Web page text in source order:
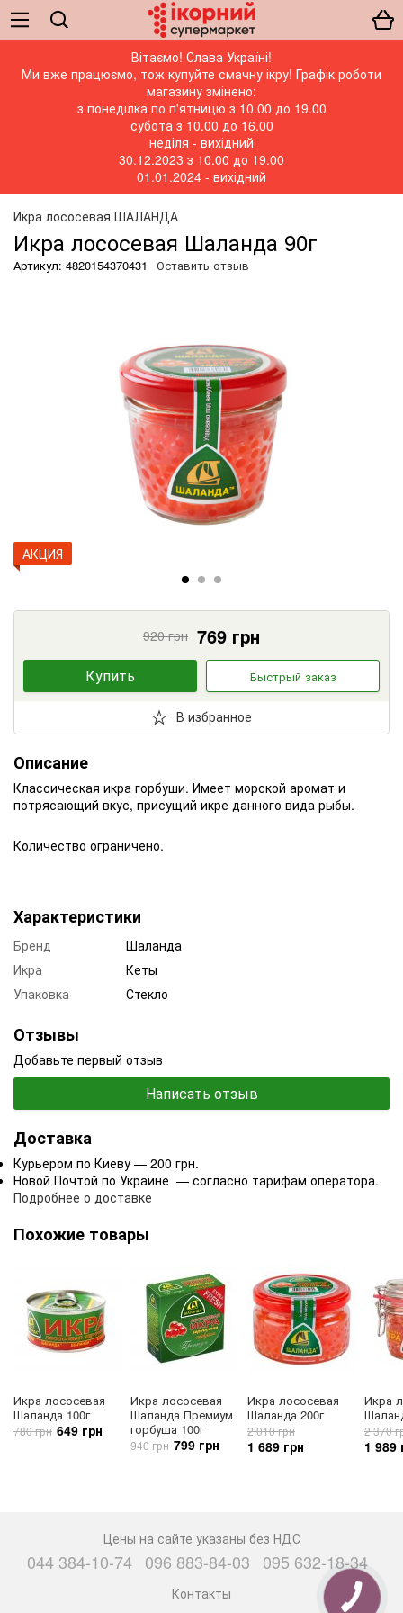
Вітаємо! Слава Україні!
Ми вже працюємо, тож купуйте смачну ікру! Графік роботи
магазину змінено:
з понеділка по п'ятницю з 10.00 до 19.00
субота з 10.00 до 16.00
неділя - вихідний
30.12.2023 з 10.00 до 19.00
01.01.2024 - вихідний
Икра лососевая ШАЛАНДА
Икра лососевая Шаланда 90г
Артикул: 4820154370431 Оставить отзыв
АКЦИЯ
920грн 769 грн
Купить Быстрый заказ
В избранное
Описание
Классическая икра горбуши. Имеет морской аромат и
потрясающий вкус, присущий икре данного вида рыбы.
Количество ограничено.
Характеристики
Бренд
Шаланда
Икра
Кеты
Упаковка
Стекло
Отзывы
Добавьте первый отзыв
Написать отзыв
Доставка
Курьером по Киеву — 200 грн.
Новой Почтой по Украине — согласно тарифам оператора.
Подробнее о доставке
Похожие товары
Икра лососевая
Шаланда 100г
780 грн 649 грн
Икра лососевая
Шаланда Премиум
горбуша 100г
940 грн 799 грн
Икра лососевая
Шаланда 200г
2 010 грн
1 689 грн
Икра
2 370
1 989
Цены на сайте указаны без НДС
044 384-10-74 096 883-84-03 095 632-18-34
Контакты